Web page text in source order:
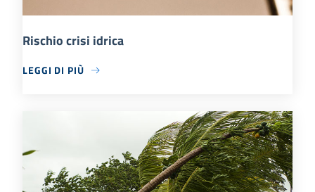
Rischio crisi idrica
LEGGI DI PIÙ